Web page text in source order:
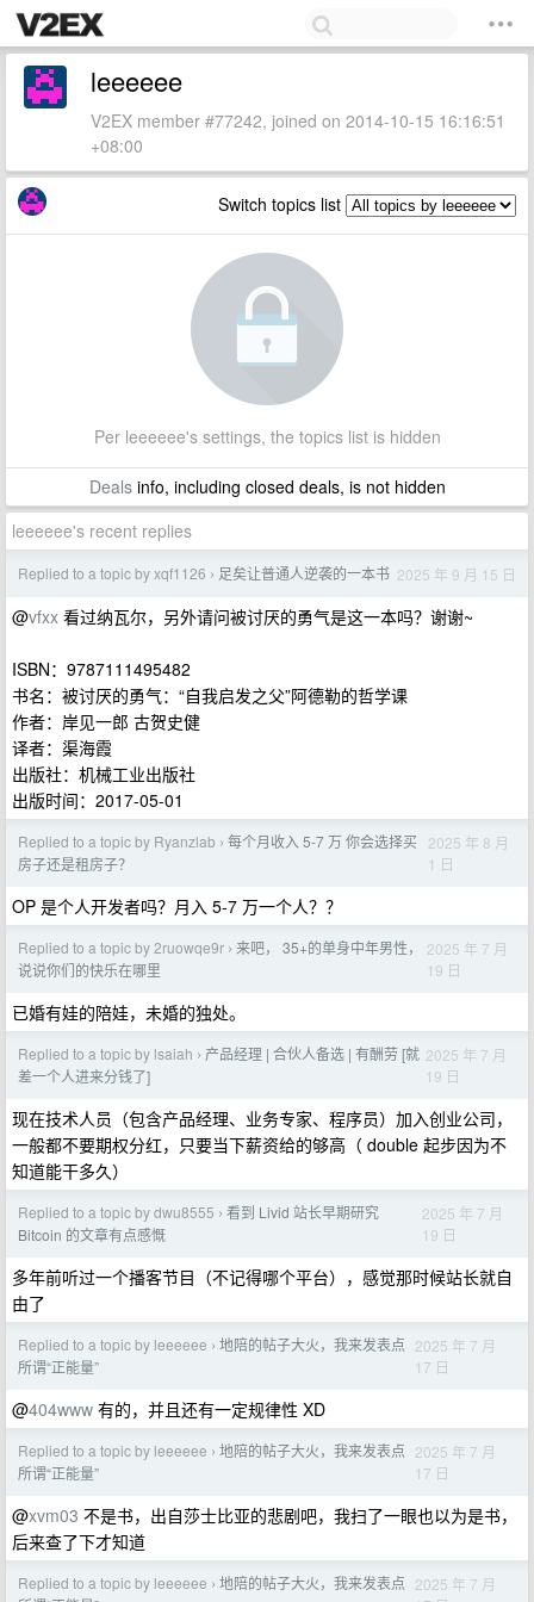
leeeeee
V2EX member #77242, joined on 2014-10-15 16:16:51
+08:00
Switch topics list
Per leeeeee's settings, the topics list is hidden
Dealsinfo, including closed deals, is not hidden
leeeeee's recent replies
Replied to a topic by xqf1126 › 足矣让普通人逆袭的一本书 2025 年 9 月 15 日
@vfxx 看过纳瓦尔，另外请问被讨厌的勇气是这一本吗？谢谢~
ISBN：9787111495482
书名：被讨厌的勇气：​“自我启发之父”阿德勒的哲学课
作者：岸见一郎 古贺史健
译者：渠海霞
出版社：机械工业出版社
出版时间：2017-05-01
Replied to a topic by Ryanzlab › 每个月收入 5-7 万 你会选择买
房子还是租房子？
2025 年 8 月
1 日
OP 是个人开发者吗？月入 5-7 万一个人？？
Replied to a topic by 2ruowqe9r › 来吧， 35+的单身中年男性，
说说你们的快乐在哪里
2025 年 7 月
19 日
已婚有娃的陪娃，未婚的独处。
Replied to a topic by lsaiah › 产品经理 | 合伙人备选 | 有酬劳 [就
差一个人进来分钱了]
2025 年 7 月
19 日
现在技术人员（包含产品经理、业务专家、程序员）加入创业公司，
一般都不要期权分红，只要当下薪资给的够高（ double 起步因为不
知道能干多久）
Replied to a topic by dwu8555 › 看到 Livid 站长早期研究
Bitcoin 的文章有点感慨
2025 年 7 月
19 日
多年前听过一个播客节目（不记得哪个平台），感觉那时候站长就自
由了
Replied to a topic by leeeeee › 地陪的帖子大火，我来发表点
所谓“正能量”
2025 年 7 月
17 日
@404www 有的，并且还有一定规律性 XD
Replied to a topic by leeeeee › 地陪的帖子大火，我来发表点
所谓“正能量”
2025 年 7 月
17 日
@xvm03 不是书，出自莎士比亚的悲剧吧，我扫了一眼也以为是书，
后来查了下才知道
Replied to a topic by leeeeee › 地陪的帖子大火，我来发表点 2025 年 7 月